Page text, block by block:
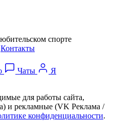
спорте
Контакты
Чаты
Я
для работы сайта,
и рекламные (VK Реклама /
конфиденциальности.